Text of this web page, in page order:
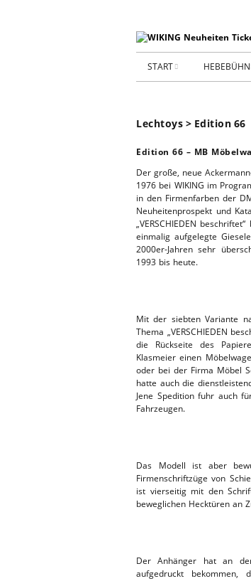
START
ARCHIV 2009-2014
SHOP _ Beta
Lechtoys > Edition 66
Edition 66 – MB
Der große, neue
1976 bei WIKING im
in den Firmenfarben der
Neuheitenprospekt und
„VERSCHIEDEN
einmalig aufgelegte
2000er-Jahren sehr
1993 bis heute.
Mit der siebten Variante
Thema „VERSCHIEDEN
die Rückseite des
Klasmeier einen
oder bei der Firma Möbel
hatte auch die
Jene Spedition fuhr auch
Fahrzeugen.
Das Modell ist aber
Firmenschriftzüge von
ist vierseitig mit den
beweglichen Hecktüren an
Der Anhänger hat an
aufgedruckt bekommen,